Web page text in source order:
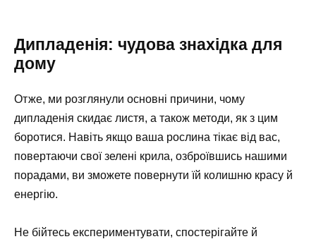
Дипладенія: чудова знахідка для
дому
Отже, ми розглянули основні причини, чому
дипладенія скидає листя, а також методи, як з цим
боротися. Навіть якщо ваша рослина тікає від вас,
повертаючи свої зелені крила, озброївшись нашими
порадами, ви зможете повернути їй колишню красу й
енергію.
Не бійтесь експериментувати, спостерігайте й